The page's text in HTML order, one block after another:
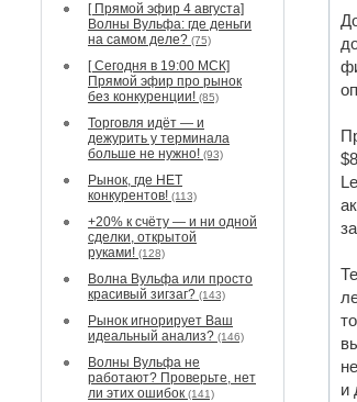
[ Прямой эфир 4 августа]
Волны Вульфа: где деньги
на самом деле? (75)
[ Сегодня в 19:00 МСК]
Прямой эфир про рынок
без конкуренции! (85)
Торговля идёт — и
дежурить у терминала
больше не нужно! (93)
Рынок, где НЕТ
конкурентов! (113)
+20% к счёту — и ни одной
сделки, открытой
руками! (128)
Волна Вульфа или просто
красивый зигзаг? (143)
Рынок игнорирует Ваш
идеальный анализ? (146)
Волны Вульфа не
работают? Проверьте, нет
ли этих ошибок (141)
и